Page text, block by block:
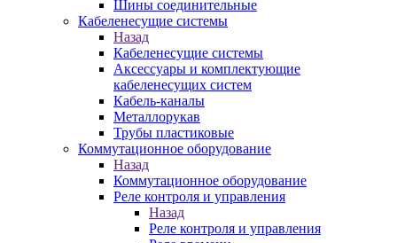
Шины соединительные
Кабеленесущие системы
Назад
Кабеленесущие системы
Аксессуары и комплектующие
кабеленесущих систем
Кабель-каналы
Металлорукав
Трубы пластиковые
Коммутационное оборудование
Назад
Коммутационное оборудование
Реле контроля и управления
Назад
Реле контроля и управления